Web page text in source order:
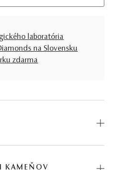
laboratória
na Slovensku
zdarma
jasnú správu, že ide o
KAMEŇOV